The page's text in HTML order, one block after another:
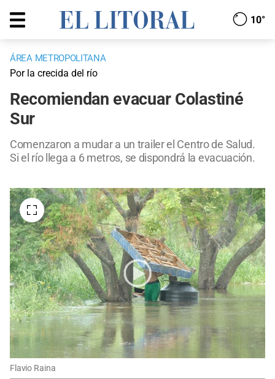
10°
ÁREA METROPOLITANA
Por la crecida del río
Recomiendan evacuar Colastiné
Sur
Comenzaron a mudar a un trailer el Centro de Salud.
Si el río llega a 6 metros, se dispondrá la evacuación.
Flavio Raina